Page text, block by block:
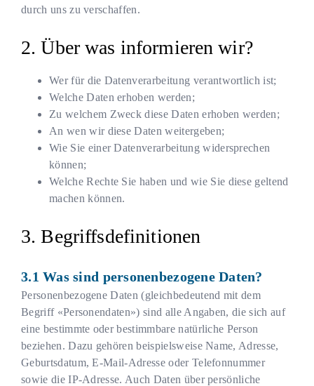
durch uns zu verschaffen.
Über was informieren wir?
Wer für die Datenverarbeitung verantwortlich ist;
Welche Daten erhoben werden;
Zu welchem Zweck diese Daten erhoben werden;
An wen wir diese Daten weitergeben;
Wie Sie einer Datenverarbeitung widersprechen
können;
Welche Rechte Sie haben und wie Sie diese geltend
machen können.
Begriffsdefinitionen
Was sind personenbezogene Daten?
Personenbezogene Daten (gleichbedeutend mit dem
Begriff «Personendaten») sind alle Angaben, die sich auf
eine bestimmte oder bestimmbare natürliche Person
beziehen. Dazu gehören beispielsweise Name, Adresse,
Geburtsdatum, E-Mail-Adresse oder Telefonnummer
sowie die IP-Adresse. Auch Daten über persönliche